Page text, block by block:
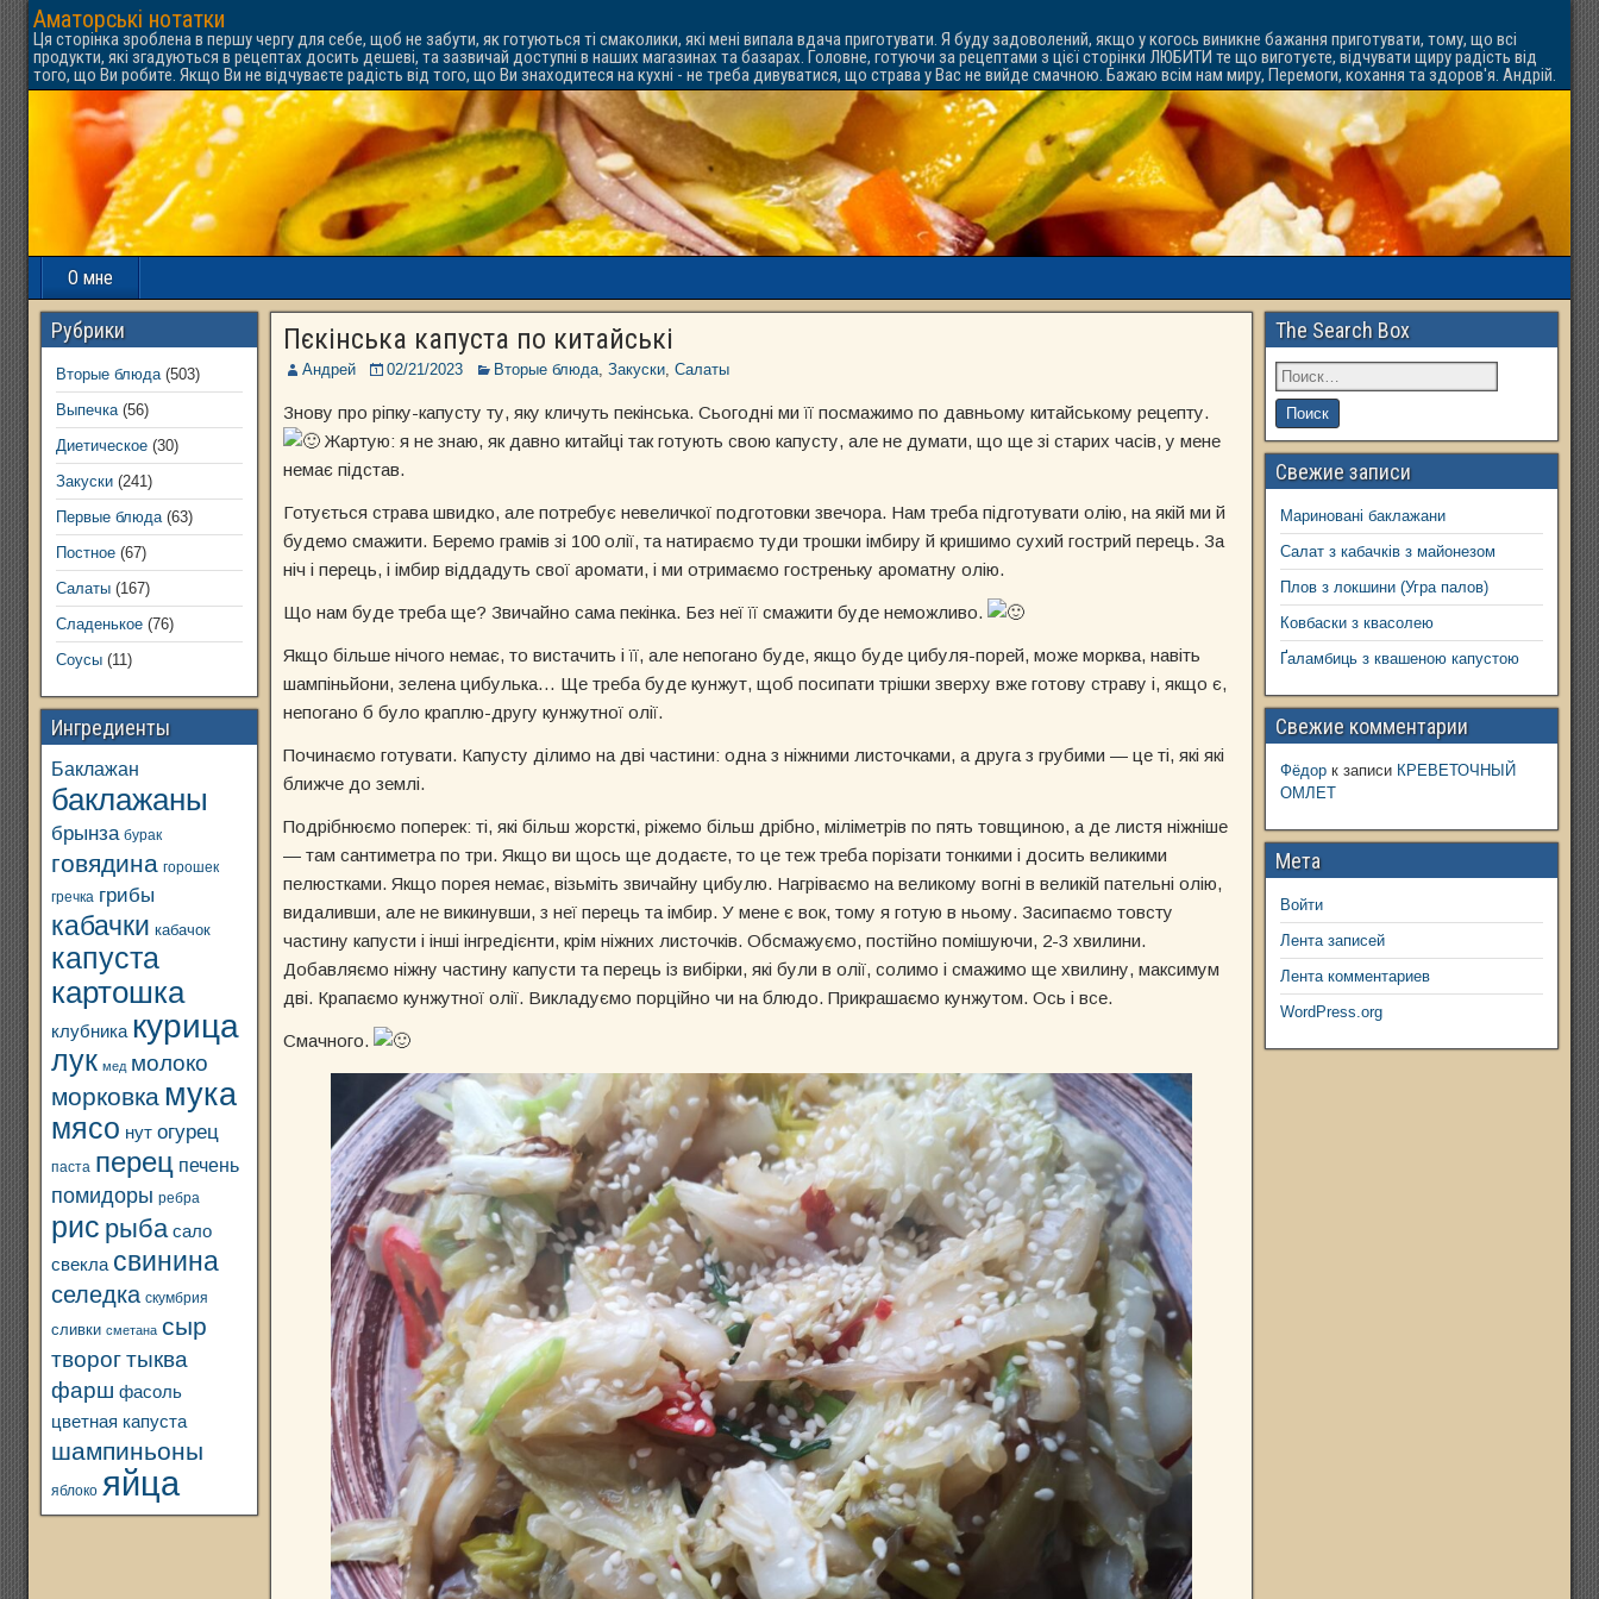
Аматорські нотатки
Ця сторінка зроблена в першу чергу для себе, щоб не забути, як готуються ті смаколики, які мені випала вдача приготувати. Я буду задоволений, якщо у когось виникне бажання приготувати, тому, що всі
продукти, які згадуються в рецептах досить дешеві, та зазвичай доступні в наших магазинах та базарах. Головне, готуючи за рецептами з цієї сторінки ЛЮБИТИ те що виготуєте, відчувати щиру радість від
того, що Ви робите. Якщо Ви не відчуваєте радість від того, що Ви знаходитеся на кухні - не треба дивуватися, що страва у Вас не вийде смачною. Бажаю всім нам миру, Перемоги, кохання та здоров'я. Андрій.
О мне
Пєкінська капуста по китайські
Андрей 02/21/2023 Вторые блюда, Закуски, Салаты
Знову про ріпку-капусту ту, яку кличуть пекінська. Сьогодні ми її посмажимо по давньому китайському рецепту.
Жартую: я не знаю, як давно китайці так готують свою капусту, але не думати, що ще зі старих часів, у мене
немає підстав.
Готується страва швидко, але потребує невеличкої подготовки звечора. Нам треба підготувати олію, на якій ми й
будемо смажити. Беремо грамів зі 100 олії, та натираємо туди трошки імбиру й кришимо сухий гострий перець. За
ніч і перець, і імбир віддадуть свої аромати, і ми отримаємо гостреньку ароматну олію.
Що нам буде треба ще? Звичайно сама пекінка. Без неї її смажити буде неможливо.
Якщо більше нічого немає, то вистачить і її, але непогано буде, якщо буде цибуля-порей, може морква, навіть
шампіньйони, зелена цибулька… Ще треба буде кунжут, щоб посипати трішки зверху вже готову страву і, якщо є,
непогано б було краплю-другу кунжутної олії.
Починаємо готувати. Капусту ділимо на дві частини: одна з ніжними листочками, а друга з грубими — це ті, які які
ближче до землі.
Подрібнюємо поперек: ті, які більш жорсткі, ріжемо більш дрібно, міліметрів по пять товщиною, а де листя ніжніше
— там сантиметра по три. Якщо ви щось ще додаєте, то це теж треба порізати тонкими і досить великими
пелюстками. Якщо порея немає, візьміть звичайну цибулю. Нагріваємо на великому вогні в великій пательні олію,
видаливши, але не викинувши, з неї перець та імбир. У мене є вок, тому я готую в ньому. Засипаємо товсту
частину капусти і інші інгредієнти, крім ніжних листочків. Обсмажуємо, постійно помішуючи, 2-3 хвилини.
Добавляємо ніжну частину капусти та перець із вибірки, які були в олії, солимо і смажимо ще хвилину, максимум
дві. Крапаємо кунжутної олії. Викладуємо порційно чи на блюдо. Прикрашаємо кунжутом. Ось і все.
Смачного.
Рубрики
Вторые блюда(503)
Выпечка(56)
Диетическое (30)
Закуски (241)
Первые блюда(63)
Постное (67)
Салаты (167)
Сладенькое (76)
Соусы (11)
Ингредиенты
Баклажан
баклажаны
брынза бурак
говядина горошек
гречка грибы
кабачки кабачок
капуста
картошка
клубника курица
лук мед молоко
морковка мука
мясо нут огурец
паста перец печень
помидоры ребра
рис рыба сало
свекла свинина
селедка скумбрия
сливки сметана сыр
творогтыква
фарш фасоль
цветная капуста
шампиньоны
яблоко яйца
The Search Box
Свежие записи
Мариновані баклажани
Салат з кабачків з майонезом
Плов з локшини (Угра палов)
Ковбаски з квасолею
Ґаламбиць з квашеною капустою
Свежие комментарии
Фёдорк записи КРЕВЕТОЧНЫЙ
ОМЛЕТ
Мета
Войти
Лента записей
Лента комментариев
WordPress.org